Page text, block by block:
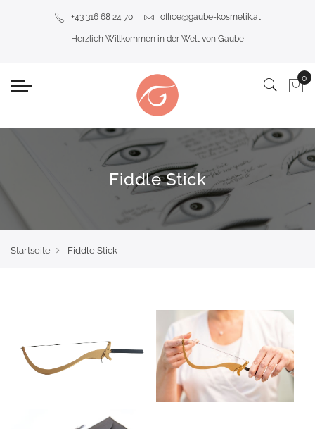
+43 316 68 24 70 office@gaube-kosmetik.at
Herzlich Willkommen in der Welt von Gaube
Fiddle Stick
Startseite Fiddle Stick